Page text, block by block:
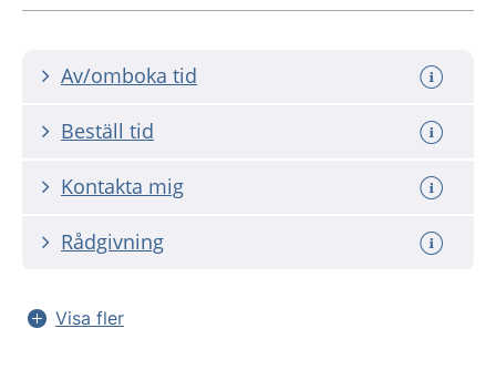
Av/omboka tid
Beställ tid
Kontakta mig
Rådgivning
Visa fler